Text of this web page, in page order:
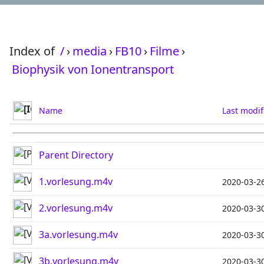
Index of /›media › FB10› Filme›
Biophysik von Ionentransport
Name Last
Parent Directory
1.vorlesung.m4v 2020-03-
2.vorlesung.m4v 2020-03-
3a.vorlesung.m4v 2020-03-
3b.vorlesung.m4v 2020-03-